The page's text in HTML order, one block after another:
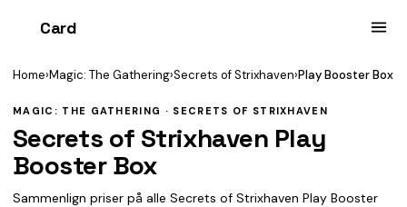
Card
Home›Magic: The Gathering›Secrets of Strixhaven›Play Booster Box
MAGIC: THE GATHERING · SECRETS OF STRIXHAVEN
Secrets of Strixhaven Play
Booster Box
Sammenlign priser på alle Secrets of Strixhaven Play Booster